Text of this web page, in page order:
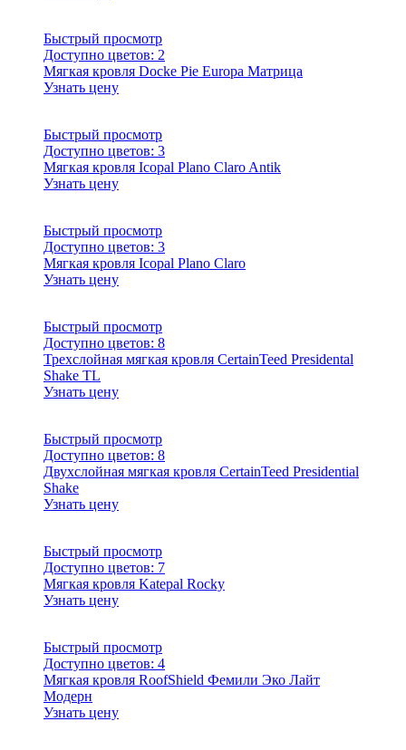
Быстрый просмотр
Доступно цветов: 2
Мягкая кровля Docke Pie Europa Матрица
Узнать цену
Быстрый просмотр
Доступно цветов: 3
Мягкая кровля Icopal Plano Claro Antik
Узнать цену
Быстрый просмотр
Доступно цветов: 3
Мягкая кровля Icopal Plano Claro
Узнать цену
Быстрый просмотр
Доступно цветов: 8
Трехслойная мягкая кровля CertainTeed Presidental
Shake TL
Узнать цену
Быстрый просмотр
Доступно цветов: 8
Двухслойная мягкая кровля CertainTeed Presidential
Shake
Узнать цену
Быстрый просмотр
Доступно цветов: 7
Мягкая кровля Katepal Rocky
Узнать цену
Быстрый просмотр
Доступно цветов: 4
Мягкая кровля RoofShield Фемили Эко Лайт
Модерн
Узнать цену